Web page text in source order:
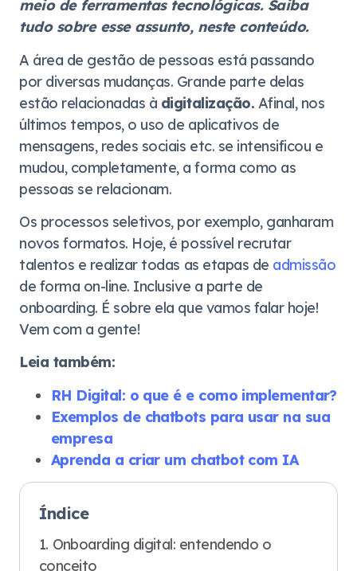
meio de ferramentas tecnológicas. Saiba
tudo sobre esse assunto, neste conteúdo.
A área de gestão de pessoas está passando
por diversas mudanças. Grande parte delas
estão relacionadas à digitalização. Afinal, nos
últimos tempos, o uso de aplicativos de
mensagens, redes sociais etc. se intensificou e
mudou, completamente, a forma como as
pessoas se relacionam.
Os processos seletivos, por exemplo, ganharam
novos formatos. Hoje, é possível recrutar
talentos e realizar todas as etapas de admissão
de forma on-line. Inclusive a parte de
onboarding. É sobre ela que vamos falar hoje!
Vem com a gente!
Leia também:
RH Digital: o que é e como implementar?
Exemplos de chatbots para usar na sua
empresa
Aprenda a criar um chatbot com IA
Índice
Onboarding digital: entendendo o
conceito